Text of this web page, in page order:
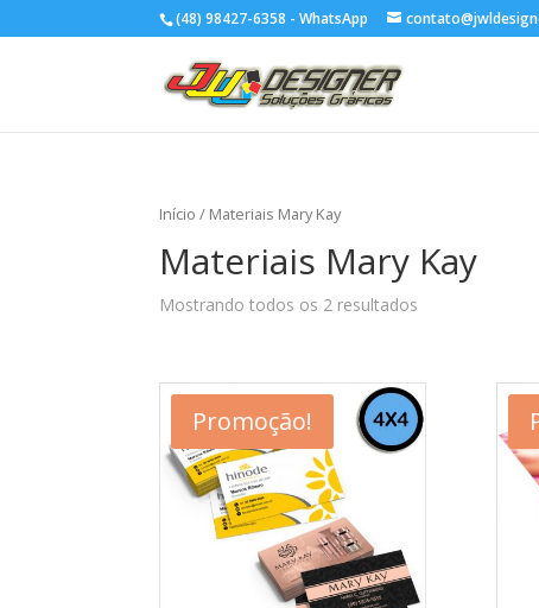
(48) 98427-6358 - WhatsApp
Início / Materiais Mary Kay
Materiais Mary Kay
Mostrando todos os 2 resultados
Promoção!